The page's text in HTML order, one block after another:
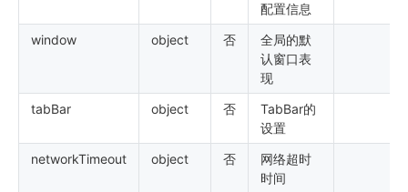
配置信息
window
object 否
全局的默
认窗口表
现
tabBar
object 否
TabBar的
设置
networkTimeout
object 否
网络超时
时间